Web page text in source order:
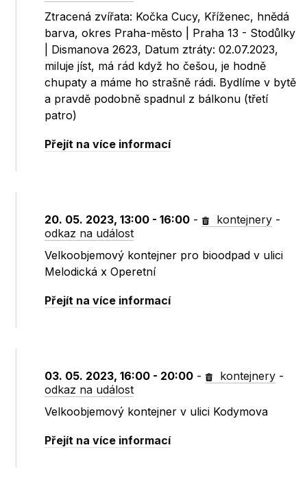
Ztracená zvířata: Kočka Cucy, Kříženec, hnědá
barva, okres Praha-město | Praha 13 - Stodůlky
| Dismanova 2623, Datum ztráty: 02.07.2023,
miluje jíst, má rád když ho češou, je hodně
chupaty a máme ho strašně rádi. Bydlíme v bytě
a pravdě podobně spadnul z bálkonu (třetí
patro)
Přejít na více informací
20. 05. 2023, 13:00 - 16:00 - kontejnery -
odkaz na událost
Velkoobjemový kontejner pro bioodpad v ulici
Melodická x Operetní
Přejít na více informací
03. 05. 2023, 16:00 - 20:00 - kontejnery -
odkaz na událost
Velkoobjemový kontejner v ulici Kodymova
Přejít na více informací